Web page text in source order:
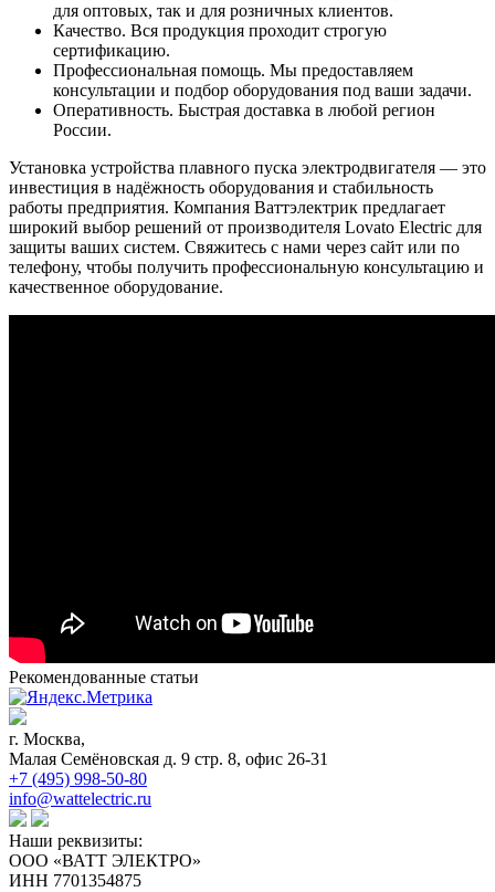
для оптовых, так и для розничных клиентов.
Качество. Вся продукция проходит строгую
сертификацию.
Профессиональная помощь. Мы предоставляем
консультации и подбор оборудования под ваши задачи.
Оперативность. Быстрая доставка в любой регион
России.
Установка устройства плавного пуска электродвигателя — это
инвестиция в надёжность оборудования и стабильность
работы предприятия. Компания Ваттэлектрик предлагает
широкий выбор решений от производителя Lovato Electric для
защиты ваших систем. Свяжитесь с нами через сайт или по
телефону, чтобы получить профессиональную консультацию и
качественное оборудование.
Рекомендованные статьи
г. Москва,
Малая Семёновская д. 9 стр. 8, офис 26-31
+7 (495) 998-50-80
info@wattelectric.ru
Наши реквизиты:
ООО «ВАТТ ЭЛЕКТРО»
ИНН 7701354875